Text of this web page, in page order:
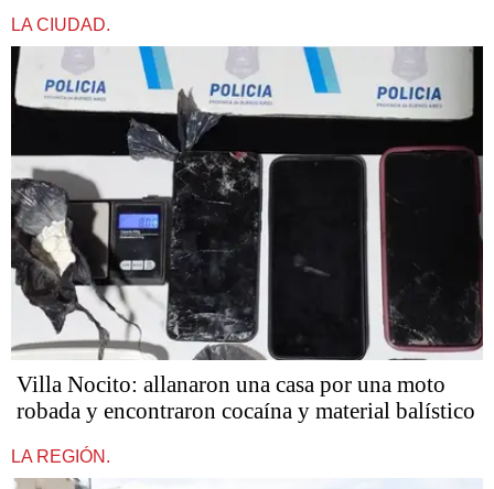
LA CIUDAD.
Villa Nocito: allanaron una casa por una moto
robada y encontraron cocaína y material balístico
LA REGIÓN.